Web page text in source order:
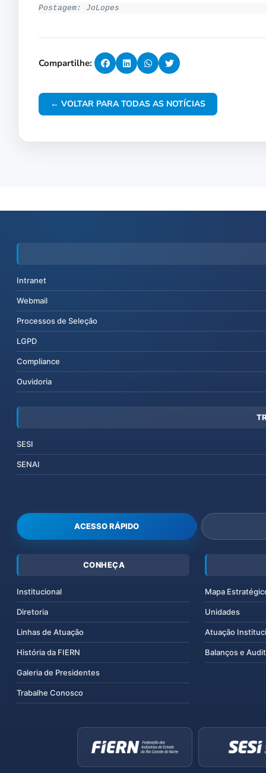
Postagem: JoLopes
Compartilhe:
← VOLTAR PARA TODAS AS NOTÍCIAS
Intranet
Webmail
Processos de Seleção
LGPD
Compliance
Ouvidoria
SESI
SENAI
ACESSO RÁPIDO
CONHEÇA
Institucional
Diretoria
Linhas de Atuação
História da FIERN
Galeria de Presidentes
Trabalhe Conosco
Mapa
Unidades
Atuação
Balanços e